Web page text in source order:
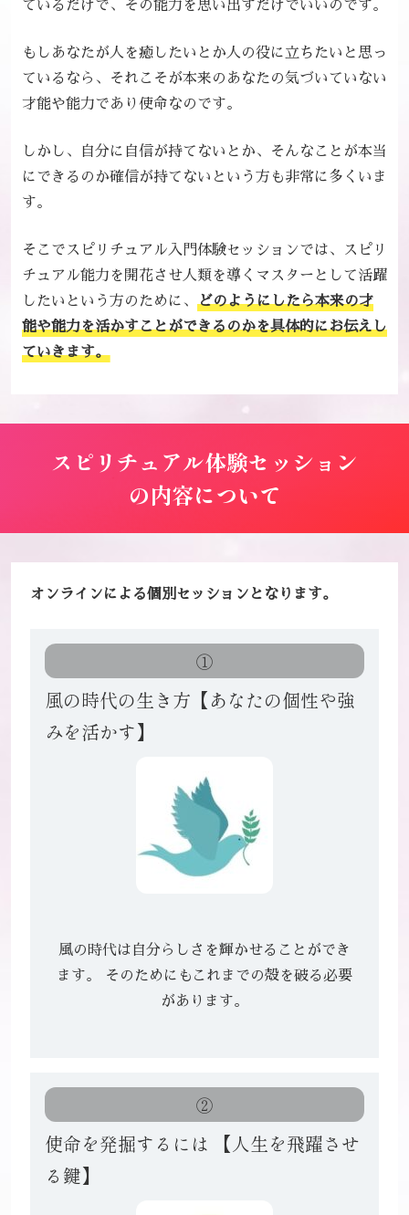
ているだけで、その能力を思い出すだけでいいのです。
もしあなたが人を癒したいとか人の役に立ちたいと思っ
ているなら、それこそが本来のあなたの気づいていない
才能や能力であり使命なのです。
しかし、自分に自信が持てないとか、そんなことが本当
にできるのか確信が持てないという方も非常に多くいま
す。
そこでスピリチュアル入門体験セッションでは、スピリ
チュアル能力を開花させ人類を導くマスターとして活躍
したいという方のために、 どのようにしたら本来の才
能や能力を活かすことができるのかを具体的にお伝えし
ていきます。
スピリチュアル体験セッション
の内容について
オンラインによる個別セッションとなります。
①
風の時代の生き方 【あなたの個性や強
みを活かす】
風の時代は自分らしさを輝かせることができ
ます。
そのためにもこれまでの殻を破る必要
があります。
②
使命を発掘するには
【人生を飛躍させ
る鍵】